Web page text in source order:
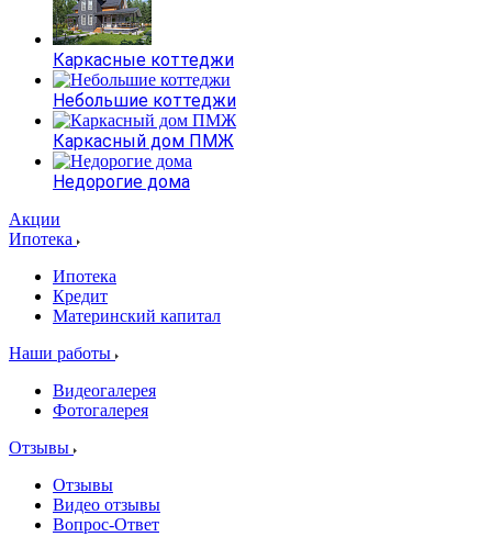
Каркасные коттеджи
Небольшие коттеджи
Каркасный дом ПМЖ
Недорогие дома
Акции
Ипотека
Ипотека
Кредит
Материнский капитал
Наши работы
Видеогалерея
Фотогалерея
Отзывы
Отзывы
Видео отзывы
Вопрос-Ответ